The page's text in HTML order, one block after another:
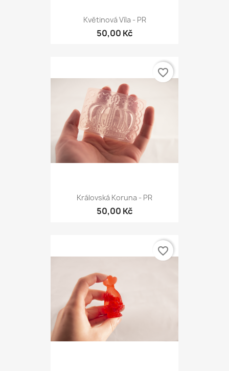
Květinová Víla - PR
50,00 Kč
Královská Koruna - PR
50,00 Kč
favorite_border
favorite_border